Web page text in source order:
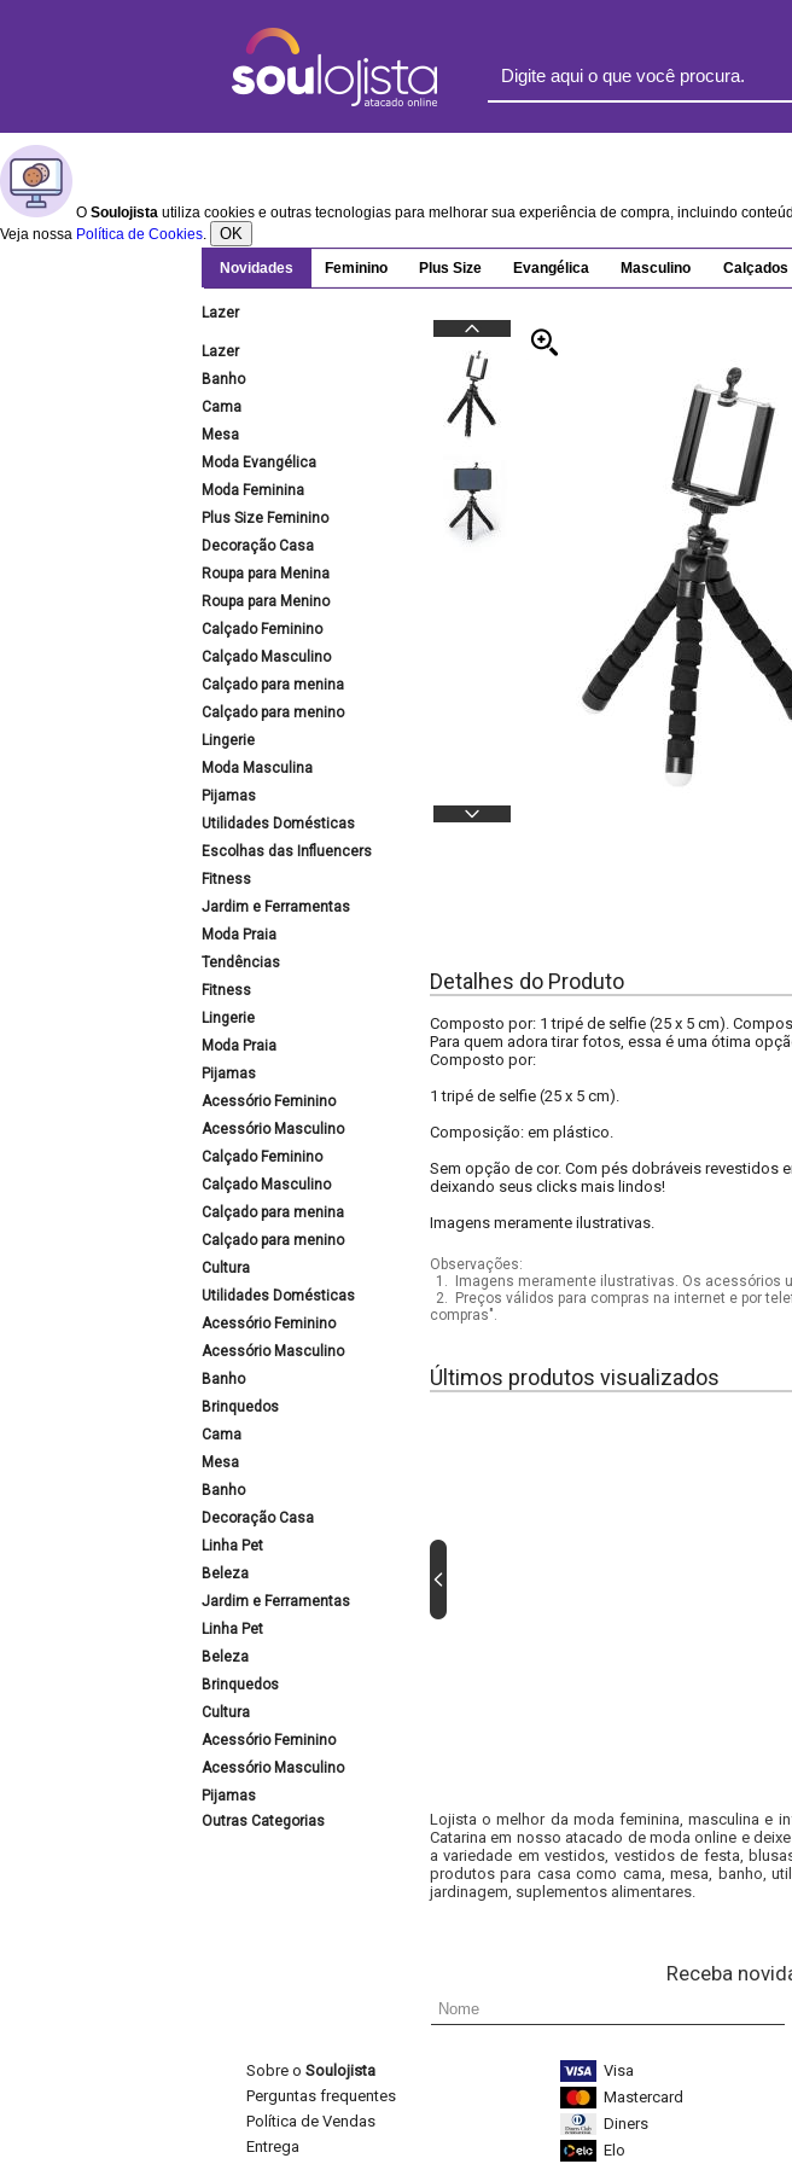
O Soulojista utiliza cookies e outras tecnologias para melhorar sua experiência de compra, incluindo
Veja nossa Política de Cookies. OK
Novidades Feminino Plus Size Evangélica Masculino Calçados
Lazer
Lazer
Banho
Cama
Mesa
Moda Evangélica
Moda Feminina
Plus Size Feminino
Decoração Casa
Roupa para Menina
Roupa para Menino
Calçado Feminino
Calçado Masculino
Calçado para menina
Calçado para menino
Lingerie
Moda Masculina
Pijamas
Utilidades Domésticas
Escolhas das Influencers
Fitness
Jardim e Ferramentas
Moda Praia
Tendências
Fitness
Lingerie
Moda Praia
Pijamas
Acessório Feminino
Acessório Masculino
Calçado Feminino
Calçado Masculino
Calçado para menina
Calçado para menino
Cultura
Utilidades Domésticas
Acessório Feminino
Acessório Masculino
Banho
Brinquedos
Cama
Mesa
Banho
Decoração Casa
Linha Pet
Beleza
Jardim e Ferramentas
Linha Pet
Beleza
Brinquedos
Cultura
Acessório Feminino
Acessório Masculino
Pijamas
Outras Categorias
Detalhes do Produto
Composto por: 1 tripé de selfie (25 x 5 cm).
Para quem adora tirar fotos, essa é uma ótima
Composto por:
1 tripé de selfie (25 x 5 cm).
Composição: em plástico.
Sem opção de cor. Com pés dobráveis revestidos
deixando seus clicks mais lindos!
Imagens meramente ilustrativas.
Observações:
1.
Imagens meramente ilustrativas. Os acessórios
2.
Preços válidos para compras na internet e por
compras".
Últimos produtos visualizados
Lojista o melhor da moda feminina, masculina e
Catarina em nosso atacado de moda online e
a variedade em vestidos, vestidos de festa,
produtos para casa como cama, mesa, banho,
jardinagem, suplementos alimentares.
Receba
Sobre o Soulojista
Perguntas frequentes
Política de Vendas
Entrega
Visa
Mastercard
Diners
Elo